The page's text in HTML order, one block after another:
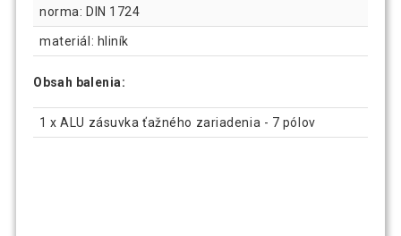
norma: DIN 1724
materiál: hliník
Obsah balenia:
1 x ALU zásuvka ťažného zariadenia - 7 pólov